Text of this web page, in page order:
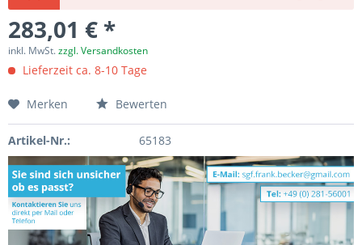
283,01 € *
inkl. MwSt.zzgl. Versandkosten
Lieferzeit ca. 8-10 Tage
Merken Bewerten
Artikel-Nr.: 65183